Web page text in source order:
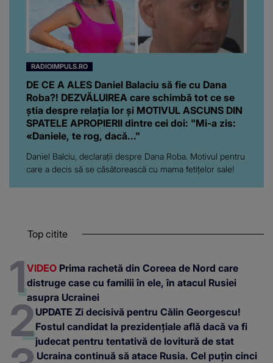
RADIOIMPULS.RO
DE CE A ALES Daniel Balaciu să fie cu Dana
Roba?! DEZVĂLUIREA care schimbă tot ce se
știa despre relația lor și MOTIVUL ASCUNS DIN
SPATELE APROPIERII dintre cei doi: "Mi-a zis:
«Daniele, te rog, dacă..."
Daniel Balciu, declarații despre Dana Roba. Motivul pentru
care a decis să se căsătorească cu mama fetițelor sale!
Top citite
VIDEO Prima rachetă din Coreea de Nord care
distruge case cu familii în ele, în atacul Rusiei
asupra Ucrainei
UPDATE Zi decisivă pentru Călin Georgescu!
Fostul candidat la prezidențiale află dacă va fi
judecat pentru tentativă de lovitură de stat
Ucraina continuă să atace Rusia. Cel puțin cinci